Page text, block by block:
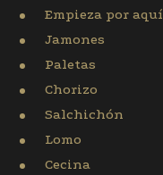
Empieza por aquí
Jamones
Paletas
Chorizo
Salchichón
Lomo
Cecina